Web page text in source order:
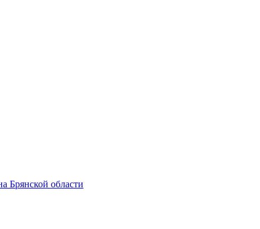
Брянской области